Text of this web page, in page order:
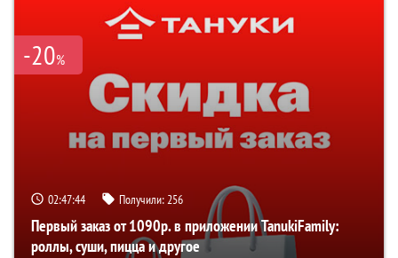
-20%
02:47:43 Получили:256
Первый заказ от 1090р. в приложении TanukiFamily:
роллы, суши, пицца и другое